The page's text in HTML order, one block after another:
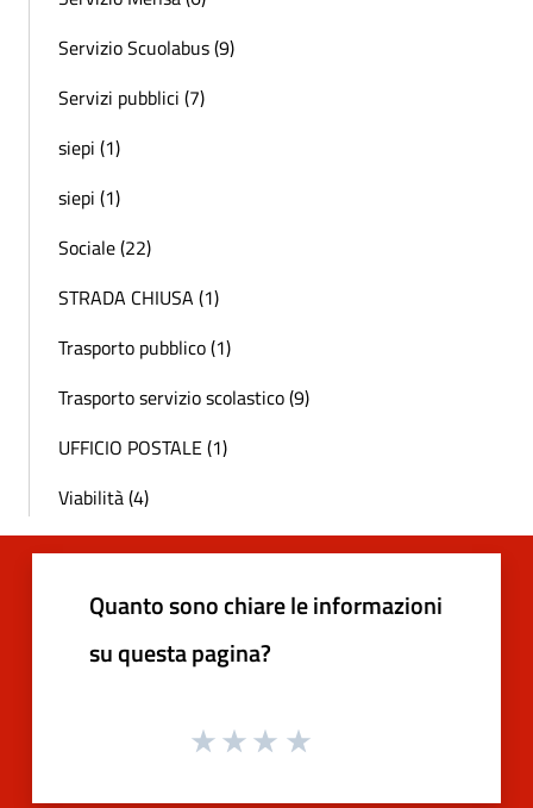
Servizio Scuolabus (9)
Servizi pubblici (7)
siepi (1)
siepi (1)
Sociale (22)
STRADA CHIUSA (1)
Trasporto pubblico (1)
Trasporto servizio scolastico (9)
UFFICIO POSTALE (1)
Viabilità (4)
Quanto sono chiare le informazioni
su questa pagina?